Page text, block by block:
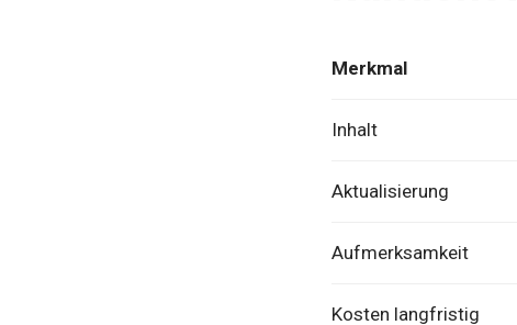
Merkmal
Inhalt
Aktualisierung
Aufmerksamkeit
Kosten langfristig